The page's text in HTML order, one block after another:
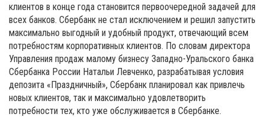
клиентов в конце года становится первоочередной задачей для
всех банков. Сбербанк не стал исключением и решил запустить
максимально выгодный и удобный продукт, отвечающий всем
потребностям корпоративных клиентов. По словам директора
Управления продаж малому бизнесу Западно-Уральского банка
Сбербанка России Натальи Левченко, разрабатывая условия
депозита «Праздничный», Сбербанк планировал как привлечь
новых клиентов, так и максимально удовлетворить
потребности тех, кто уже обслуживается в Сбербанке.